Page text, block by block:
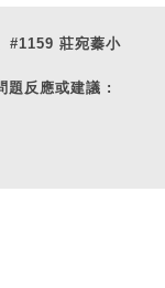
#1159 莊宛蓁小
題反應或建議 :